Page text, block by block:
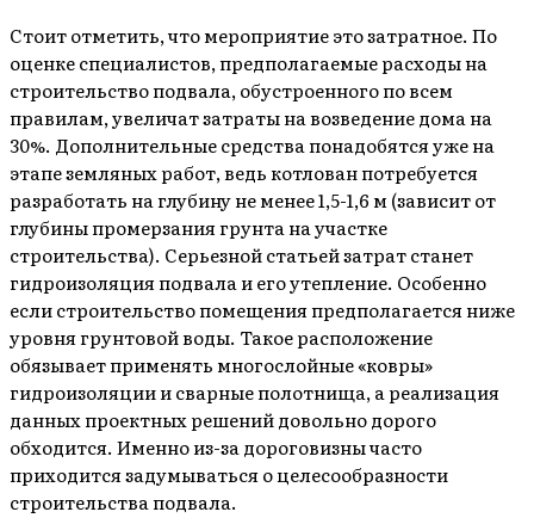
Стоит отметить, что мероприятие это затратное. По
оценке специалистов, предполагаемые расходы на
строительство подвала, обустроенного по всем
правилам, увеличат затраты на возведение дома на
30%. Дополнительные средства понадобятся уже на
этапе земляных работ, ведь котлован потребуется
разработать на глубину не менее 1,5-1,6 м (зависит от
глубины промерзания грунта на участке
строительства). Серьезной статьей затрат станет
гидроизоляция подвала и его утепление. Особенно
если строительство помещения предполагается ниже
уровня грунтовой воды. Такое расположение
обязывает применять многослойные «ковры»
гидроизоляции и сварные полотнища, а реализация
данных проектных решений довольно дорого
обходится. Именно из-за дороговизны часто
приходится задумываться о целесообразности
строительства подвала.